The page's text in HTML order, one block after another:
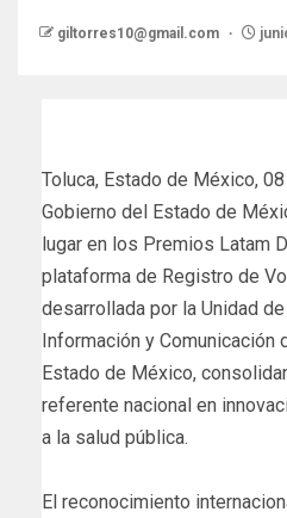
giltorres10@gmail.com
Toluca, Estado de México,
Gobierno del Estado de
lugar en los Premios Latam
plataforma de Registro de
desarrollada por la Unidad
Información y
Estado de México,
referente nacional en
a la salud pública.
El reconocimiento